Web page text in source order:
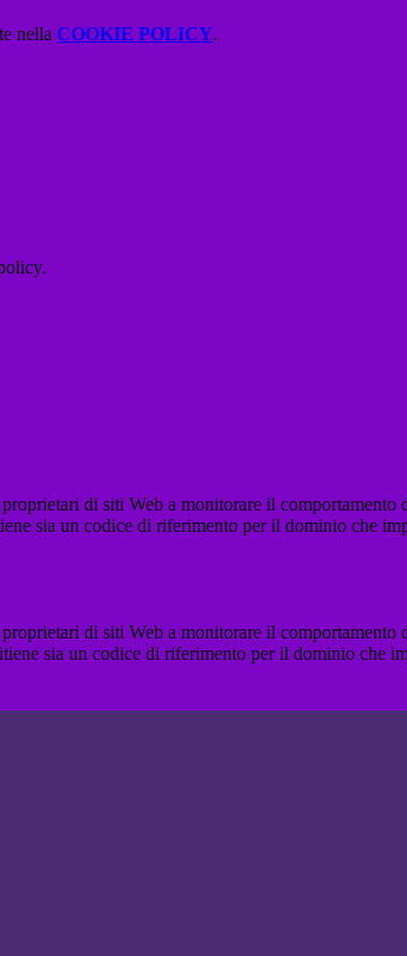
nella COOKIE POLICY.
di siti Web a monitorare il comportamento
sia un codice di riferimento per il dominio che
di siti Web a monitorare il comportamento
sia un codice di riferimento per il dominio che